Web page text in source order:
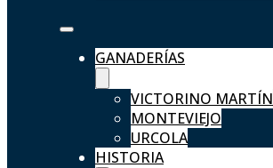
GANADERÍAS
VICTORINO MARTÍN
MONTEVIEJO
URCOLA
HISTORIA